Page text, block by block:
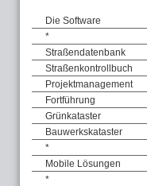
Die Software
*
Straßendatenbank
Straßenkontrollbuch
Projektmanagement
Fortführung
Grünkataster
Bauwerkskataster
*
Mobile Lösungen
*